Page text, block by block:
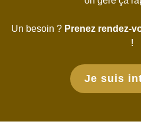
Un besoin ? Prenez rendez-
!
Je suis